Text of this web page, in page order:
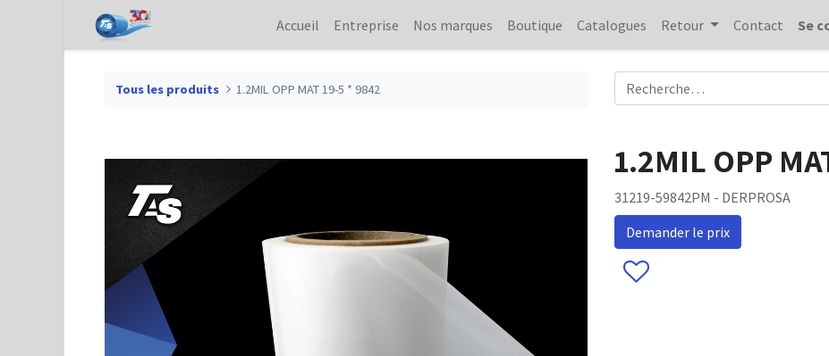
Accueil Entreprise Nos marques Boutique Catalogues Retour Contact Se
Tous les produits 1.2MIL OPP MAT 19-5 * 9842
1.2MIL OPP
31219-59842PM - DERPROSA
Demander le prix